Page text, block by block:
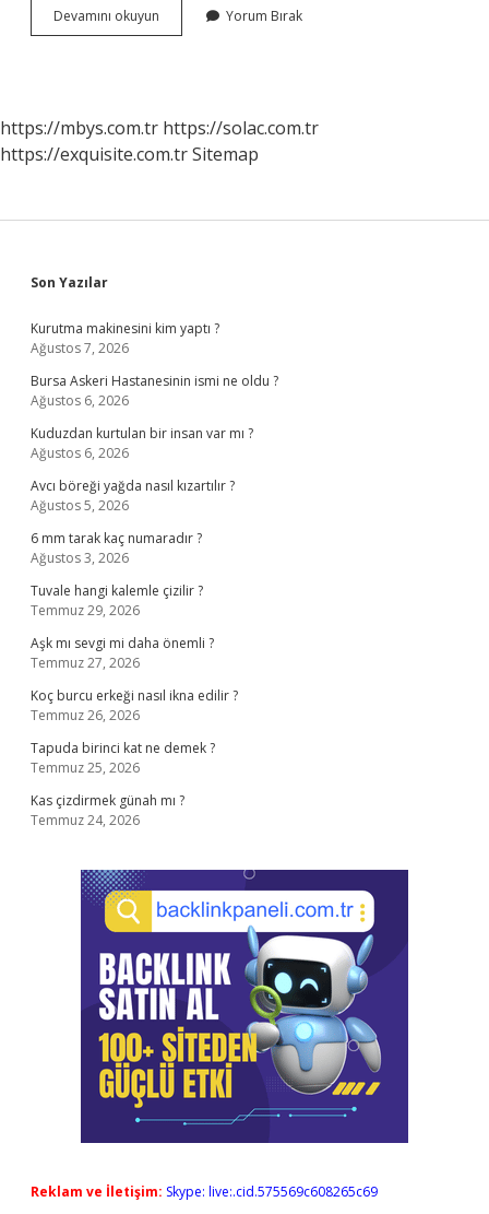
Devamını okuyun
Yenilenirken
Yorum Bırak
https://mbys.com.tr https://solac.com.tr
https://exquisite.com.trSitemap
Sidebar
Son Yazılar
Kurutma makinesini kim yaptı ?
Ağustos 7, 2026
Bursa Askeri Hastanesinin ismi ne oldu ?
Ağustos 6, 2026
Kuduzdan kurtulan bir insan var mı ?
Ağustos 6, 2026
Avcı böreği yağda nasıl kızartılır ?
Ağustos 5, 2026
6 mm tarak kaç numaradır ?
Ağustos 3, 2026
Tuvale hangi kalemle çizilir ?
Temmuz 29, 2026
Aşk mı sevgi mi daha önemli ?
Temmuz 27, 2026
Koç burcu erkeği nasıl ikna edilir ?
Temmuz 26, 2026
Tapuda birinci kat ne demek ?
Temmuz 25, 2026
Kas çizdirmek günah mı ?
Temmuz 24, 2026
Reklam ve İletişim: Skype: live:.cid.575569c608265c69